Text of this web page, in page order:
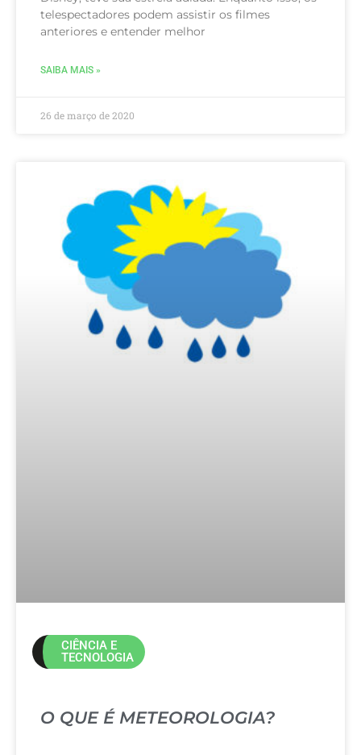
telespectadores podem assistir os filmes
anteriores e entender melhor
SAIBA MAIS »
26 de março de 2020
CIÊNCIA E
TECNOLOGIA
O QUE É METEOROLOGIA?